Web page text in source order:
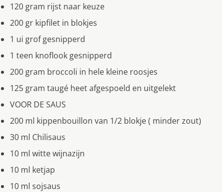
120 gram rijst naar keuze
200 gr kipfilet in blokjes
1 ui grof gesnipperd
1 teen knoflook gesnipperd
200 gram broccoli in hele kleine roosjes
125 gram taugé heet afgespoeld en uitgelekt
VOOR DE SAUS
200 ml kippenbouillon van 1/2 blokje ( minder zout)
30 ml Chilisaus
10 ml witte wijnazijn
10 ml ketjap
10 ml sojsaus